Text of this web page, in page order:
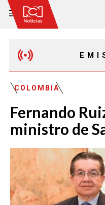
COLOMBIA
Fernando
ministro de